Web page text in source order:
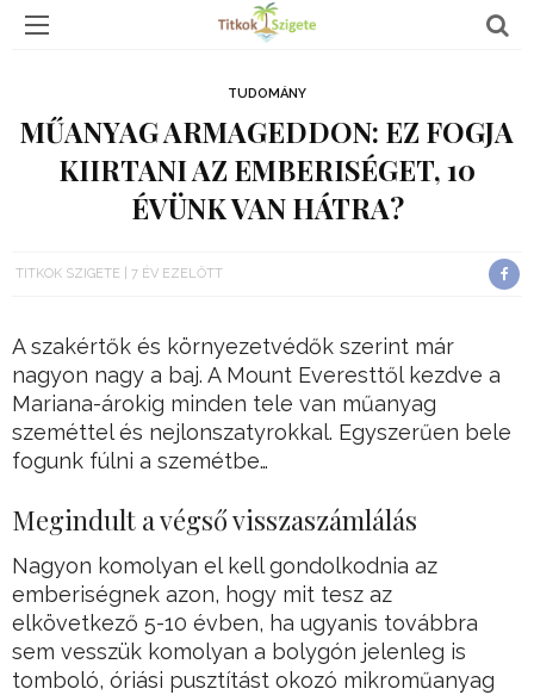
TUDOMÁNY
MŰANYAG ARMAGEDDON: EZ FOGJA
KIIRTANI AZ EMBERISÉGET, 10
ÉVÜNK VAN HÁTRA?
TITKOK SZIGETE 7 ÉV EZELŐTT
A szakértők és környezetvédők szerint már
nagyon nagy a baj. A Mount Everesttől kezdve a
Mariana-árokig minden tele van műanyag
szeméttel és nejlonszatyrokkal. Egyszerűen bele
fogunk fúlni a szemétbe…
Megindult a végső visszaszámlálás
Nagyon komolyan el kell gondolkodnia az
emberiségnek azon, hogy mit tesz az
elkövetkező 5-10 évben, ha ugyanis továbbra
sem vesszük komolyan a bolygón jelenleg is
tomboló, óriási pusztítást okozó mikroműanyag